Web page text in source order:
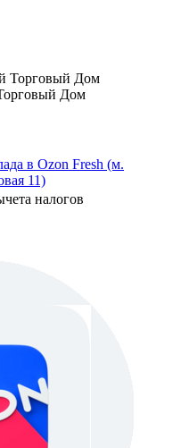
Дом
в Ozon Fresh (м.
11)
налогов